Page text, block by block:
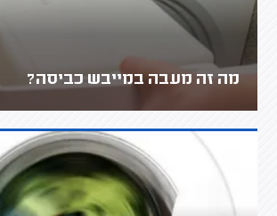
מה זה מעבה במייבש כביסה?